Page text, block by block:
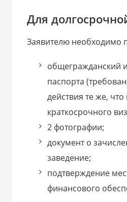
Для
Заявителю необходимо
общегражданский
паспорта
действия те же, что
краткосрочного
2 фотографии;
документ о
заведение;
подтверждение
финансового